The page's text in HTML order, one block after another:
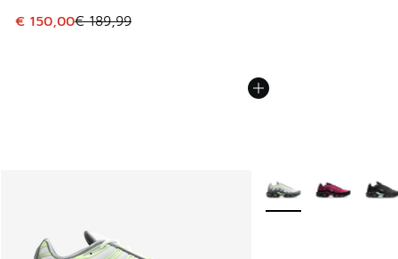
Cet article est en promotion. Prix en baisse de € 189,99 à
€ 150,00€ 189,99
Plus de couleurs